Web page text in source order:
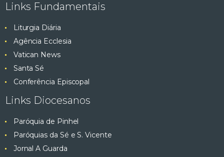
Links Fundamentais
Liturgia Diária
Agência Ecclesia
Vatican News
Santa Sé
Conferência Episcopal
Links Diocesanos
Paróquia de Pinhel
Paróquias da Sé e S. Vicente
Jornal A Guarda